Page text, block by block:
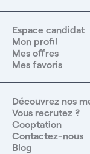
Espace candidat
Mon profil
Mes offres
Mes favoris
Découvrez nos
Vous recrutez ?
Cooptation
Contactez-nous
Blog